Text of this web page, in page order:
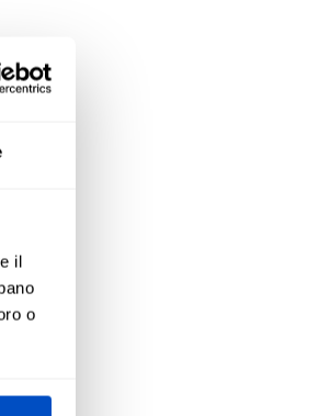
il
o